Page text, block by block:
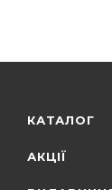
КАТАЛОГ
АКЦІЇ